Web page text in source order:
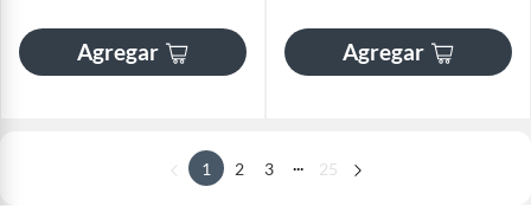
Agregar Agregar
1 2 3 ... 25